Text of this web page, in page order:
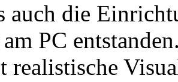
auch die
PC
realistische